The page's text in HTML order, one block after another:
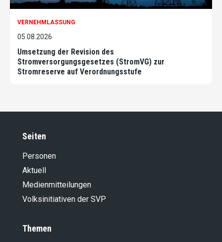
VERNEHMLASSUNG
05.08.2026
Umsetzung der Revision des
Stromversorgungsgesetzes (StromVG) zur
Stromreserve auf Verordnungsstufe
Seiten
Personen
Aktuell
Medienmitteilungen
Volksinitiativen der SVP
Themen